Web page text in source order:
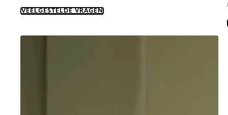
VEELGESTELDE VRAGEN